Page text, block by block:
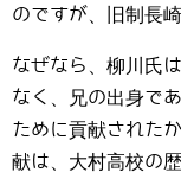
のですが、旧制長
なぜなら、柳川氏
なく、兄の出身で
ために貢献された
献は、大村高校の